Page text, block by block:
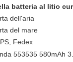
batteria al litio
dell'aria
del mare
Fedex